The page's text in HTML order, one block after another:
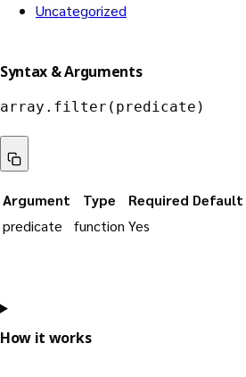
Uncategorized
Syntax & Arguments
array.filter(predicate)
Argument Type Required Default
predicate
function Yes
How it works